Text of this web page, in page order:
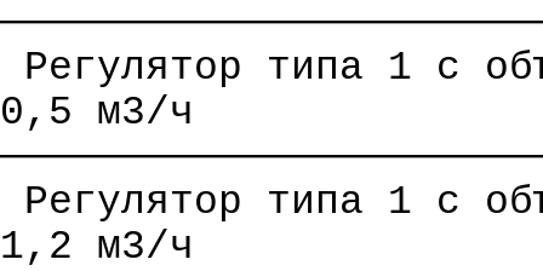
Регулятор типа 1 с
0,5 м3/ч
Регулятор типа 1 с
1,2 м3/ч